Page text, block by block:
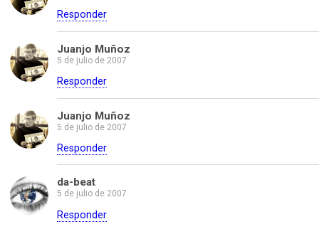
Responder
Juanjo Muñoz
5 de julio de 2007
Responder
Juanjo Muñoz
5 de julio de 2007
Responder
da-beat
5 de julio de 2007
Responder